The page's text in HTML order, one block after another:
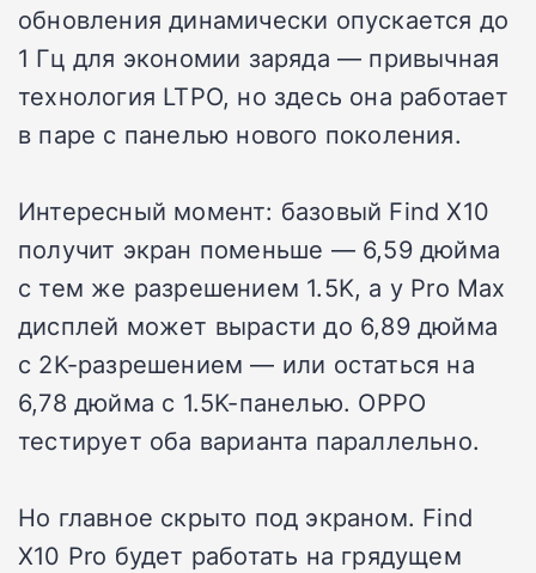
обновления динамически опускается до
1 Гц для экономии заряда — привычная
технология LTPO, но здесь она работает
в паре с панелью нового поколения.
Интересный момент: базовый Find X10
получит экран поменьше — 6,59 дюйма
с тем же разрешением 1.5K, а у Pro Max
дисплей может вырасти до 6,89 дюйма
с 2K-разрешением — или остаться на
6,78 дюйма с 1.5K-панелью. OPPO
тестирует оба варианта параллельно.
Но главное скрыто под экраном. Find
X10 Pro будет работать на грядущем